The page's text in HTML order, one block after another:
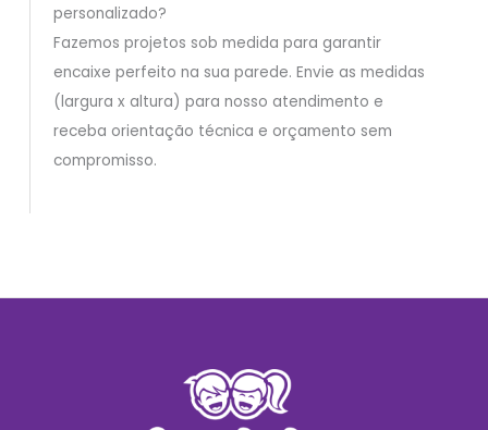
personalizado?
Fazemos projetos sob medida para garantir
encaixe perfeito na sua parede. Envie as medidas
(largura x altura) para nosso atendimento e
receba orientação técnica e orçamento sem
compromisso.